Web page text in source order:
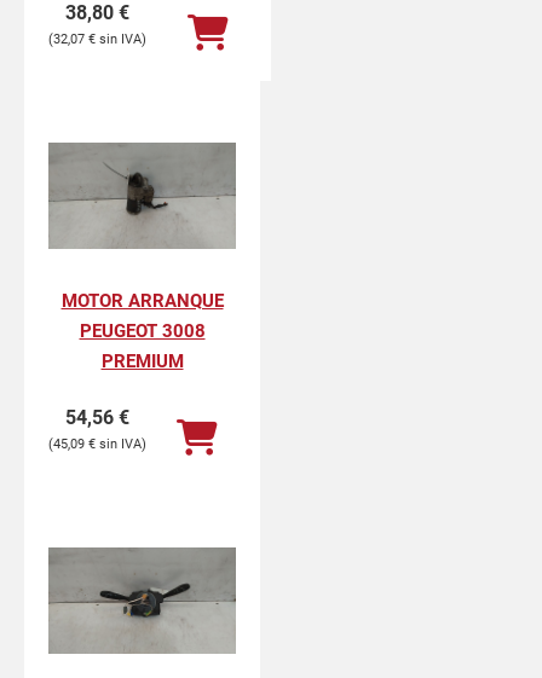
38,80 €
32,07 €
MOTOR ARRANQUE
PEUGEOT 3008
PREMIUM
54,56 €
45,09 €